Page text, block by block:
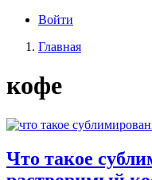
Меню
записи
Войти
навигации
Главная
кофе
Что такое